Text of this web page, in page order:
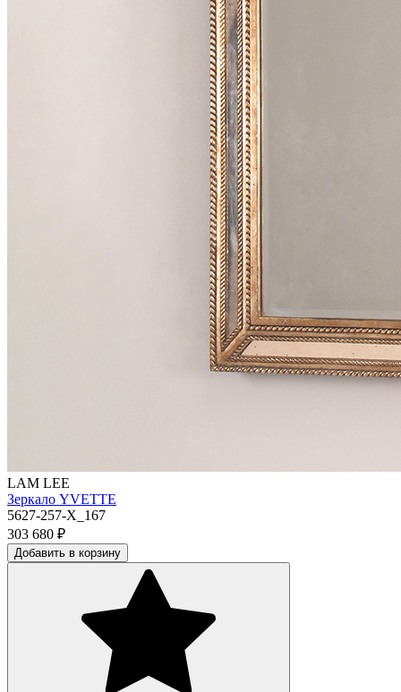
LAM LEE
Зеркало YVETTE
5627-257-X_167
303 680 ₽
Добавить в корзину